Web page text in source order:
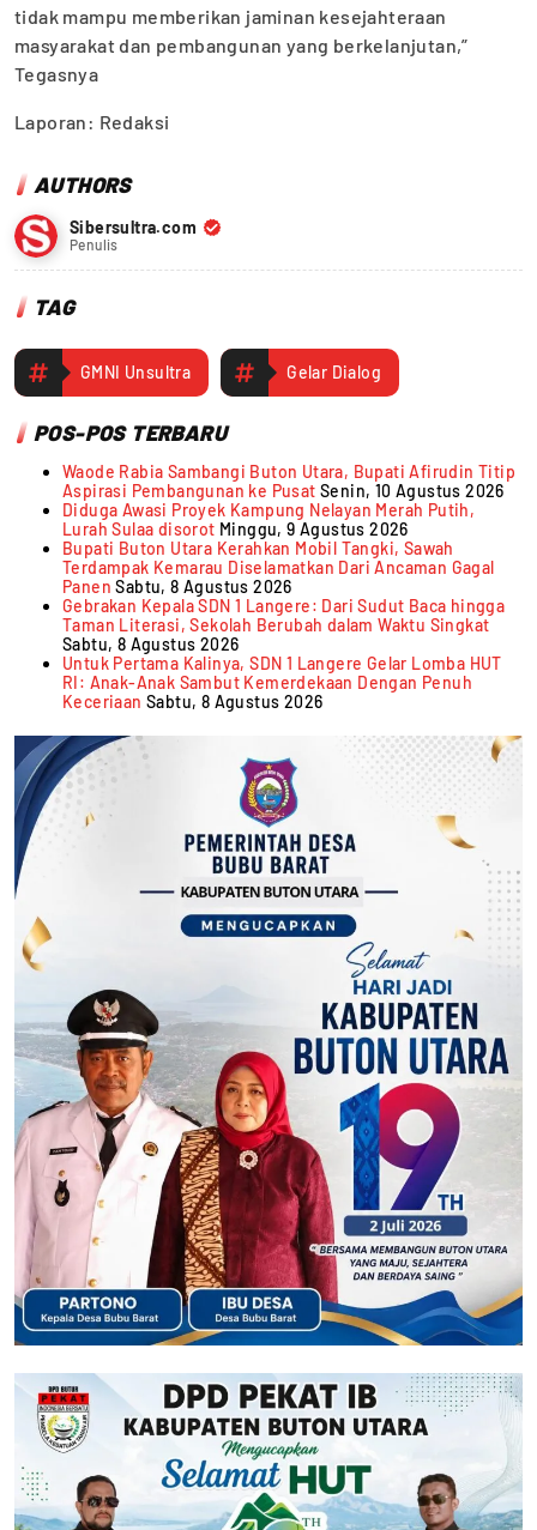
tidak mampu memberikan jaminan kesejahteraan
masyarakat dan pembangunan yang berkelanjutan,”
Tegasnya
Laporan: Redaksi
AUTHORS
Sibersultra.com
Penulis
TAG
GMNI Unsultra Gelar Dialog
POS-POS TERBARU
Waode Rabia Sambangi Buton Utara, Bupati Afirudin Titip
Aspirasi Pembangunan ke Pusat Senin, 10 Agustus 2026
Diduga Awasi Proyek Kampung Nelayan Merah Putih,
Lurah Sulaa disorot Minggu, 9 Agustus 2026
Bupati Buton Utara Kerahkan Mobil Tangki, Sawah
Terdampak Kemarau Diselamatkan Dari Ancaman Gagal
Panen Sabtu, 8 Agustus 2026
Gebrakan Kepala SDN 1 Langere: Dari Sudut Baca hingga
Taman Literasi, Sekolah Berubah dalam Waktu Singkat
Sabtu, 8 Agustus 2026
Untuk Pertama Kalinya, SDN 1 Langere Gelar Lomba HUT
RI: Anak-Anak Sambut Kemerdekaan Dengan Penuh
Keceriaan Sabtu, 8 Agustus 2026